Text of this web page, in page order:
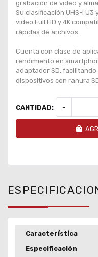
grabación de video y
Su clasificación UHS-I
video Full HD y 4K
rápidas de archivos.
Cuenta con clase de
rendimiento en
adaptador SD,
dispositivos con ranura
CANTIDAD: -
Característica
Especificación